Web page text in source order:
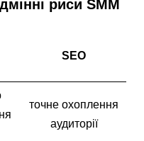
риси SMM
SEO
точне охоплення
аудиторії